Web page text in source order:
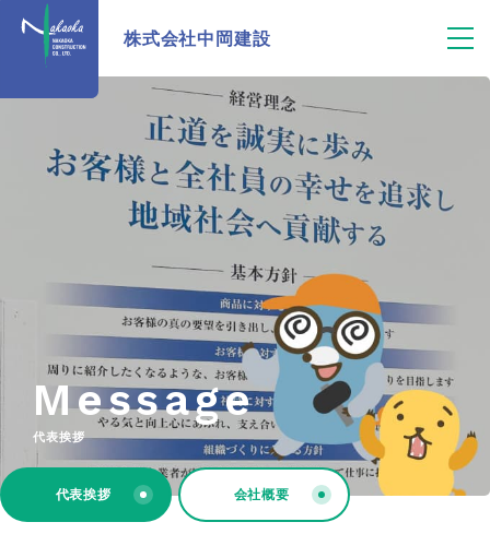
株式会社中岡建設
Message
代表挨拶
代表挨拶 会社概要